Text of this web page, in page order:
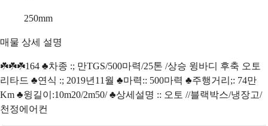
250mm
매물 상세 설명
☘️☘️☘️164 ♣차종 :; 만TGS/500마력/25톤 /상승 윙바디 후축 오토
리타드 ♣연식 :; 2019년11월 ♣마력:: 500마력 ♣주행거리;: 74만
Km ♣윙길이:10m20/2m50/ ♣상세설명 :: 오토 //블랙박스/냉장고/
천정에어컨